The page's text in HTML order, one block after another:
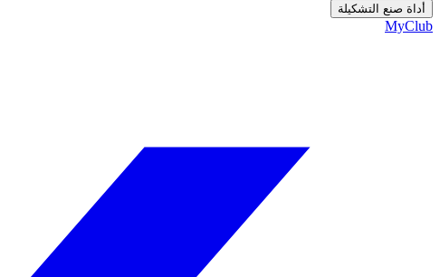
أداة صنع التشكيلة
MyClub